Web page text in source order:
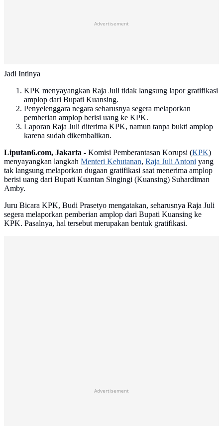
Advertisement
Jadi Intinya
KPK menyayangkan Raja Juli tidak langsung lapor gratifikasi
amplop dari Bupati Kuansing.
Penyelenggara negara seharusnya segera melaporkan
pemberian amplop berisi uang ke KPK.
Laporan Raja Juli diterima KPK, namun tanpa bukti amplop
karena sudah dikembalikan.
Liputan6.com, Jakarta - Komisi Pemberantasan Korupsi (KPK)
menyayangkan langkah Menteri Kehutanan, Raja Juli Antoni yang
tak langsung melaporkan dugaan gratifikasi saat menerima amplop
berisi uang dari Bupati Kuantan Singingi (Kuansing) Suhardiman
Amby.
Juru Bicara KPK, Budi Prasetyo mengatakan, seharusnya Raja Juli
segera melaporkan pemberian amplop dari Bupati Kuansing ke
KPK. Pasalnya, hal tersebut merupakan bentuk gratifikasi.
Advertisement